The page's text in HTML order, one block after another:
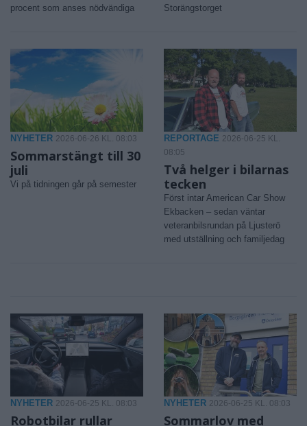
procent som anses nödvändiga
Storängstorget
NYHETER 2026-06-26 KL. 08:03
Sommarstängt till 30
juli
Vi på tidningen går på semester
REPORTAGE 2026-06-25 KL.
08:05
Två helger i bilarnas
tecken
Först intar American Car Show
Ekbacken – sedan väntar
veteranbilsrundan på Ljusterö
med utställning och familjedag
NYHETER 2026-06-25 KL. 08:03
Robotbilar rullar
NYHETER 2026-06-25 KL. 08:03
Sommarlov med